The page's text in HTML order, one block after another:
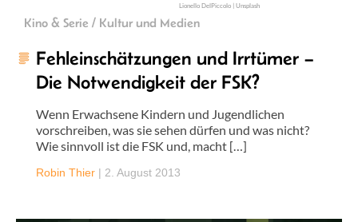
Lionello DelPiccolo | Unsplash
Kino & Serie / Kultur und Medien
Fehleinschätzungen und Irrtümer –
Die Notwendigkeit der FSK?
Wenn Erwachsene Kindern und Jugendlichen
vorschreiben, was sie sehen dürfen und was nicht?
Wie sinnvoll ist die FSK und, macht […]
Robin Thier | 2. August 2013